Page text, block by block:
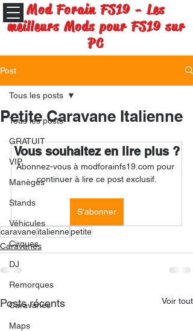
Mod Forain FS19 - Les
meilleurs Mods pour FS19 sur
PC
Post
Tous les posts
GRATUIT
VIP
Manèges
Stands
Véhicules
Cirques
DJ
Remorques
Caravanes
Maps
Tous les posts
Petite Caravane Italienne
Vous souhaitez en lire plus ?
Abonnez-vous à modforainfs19.com pour
continuer à lire ce post exclusif.
S'abonner
caravaneitaliennepetite
Caravanes
Posts récents Voir tout